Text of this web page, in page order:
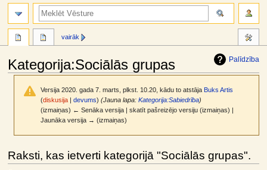
Palīdzība
Kategorija:Sociālās grupas
Versija 2020. gada 7. marts, plkst. 10.20, kādu to atstājaBuks Artis
(diskusija |devums) (Jauna lapa:Kategorija:Sabiedrība)
(izmaiņas) ← Senāka versija | skatīt pašreizējo versiju (izmaiņas) |
Jaunāka versija → (izmaiņas)
to
to
Raksti, kas ietverti kategorijā "Sociālās grupas".
vairāk
meklēt